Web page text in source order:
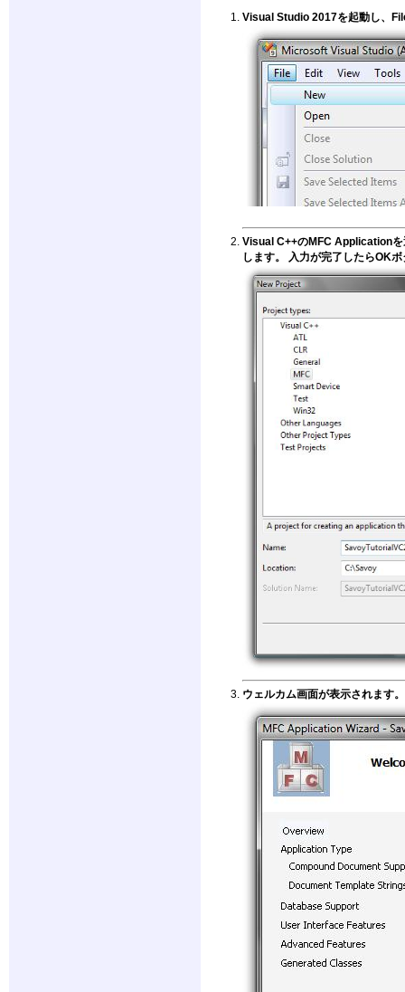
Visual Studio 2017を起動し、
Visual C++のMFC Applicationを
します。 入力が完了したらOK
ウェルカム画面が表示されます